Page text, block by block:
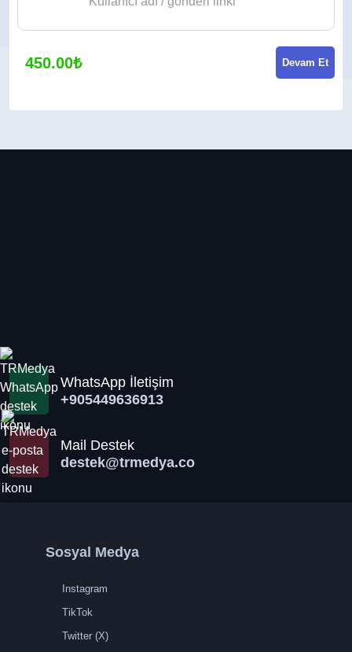
450.00₺ Devam Et
WhatsApp İletişim
+905449636913
Mail Destek
destek@trmedya.co
Sosyal Medya
Instagram
TikTok
Twitter (X)